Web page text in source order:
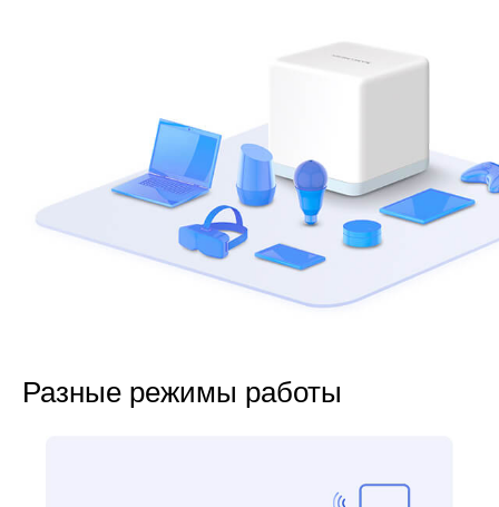
Разные режимы работы